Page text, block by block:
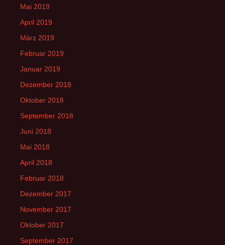
Mai 2019
April 2019
März 2019
Februar 2019
Januar 2019
Dezember 2018
Oktober 2018
September 2018
Juni 2018
Mai 2018
April 2018
Februar 2018
Dezember 2017
November 2017
Oktober 2017
September 2017